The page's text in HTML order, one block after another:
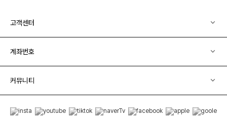
고객센터
계좌번호
커뮤니티